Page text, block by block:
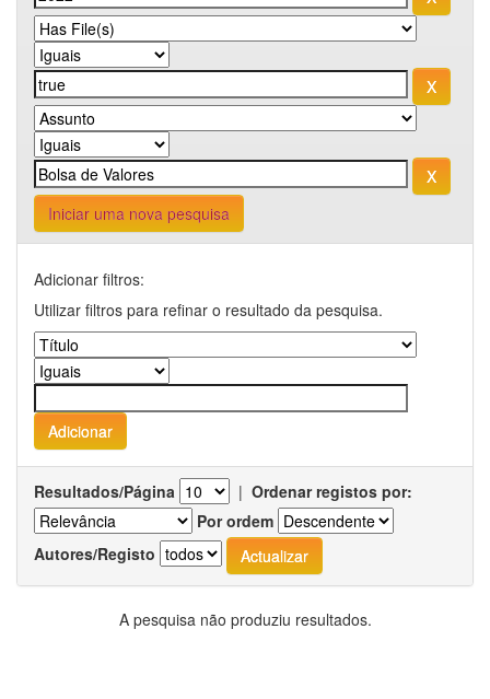
Iniciar uma nova pesquisa
Adicionar filtros:
Utilizar filtros para refinar o resultado da pesquisa.
Resultados/Página | Ordenar registos por:
Por ordem
Autores/Registo
A pesquisa não produziu resultados.